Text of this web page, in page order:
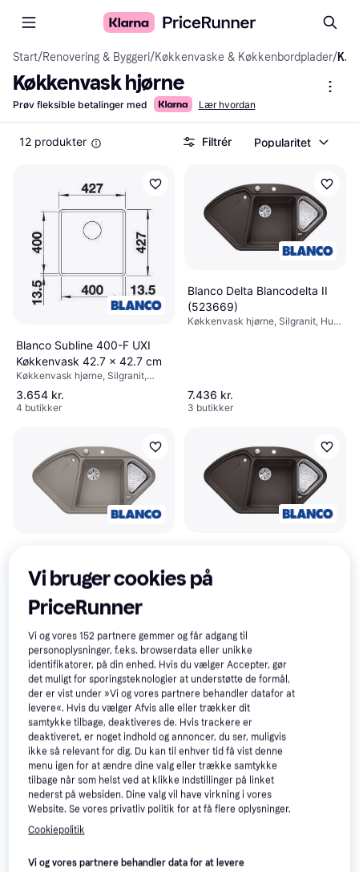
Start/Renovering & Byggeri/Køkkenvaske & Køkkenbordplader/ Køkkenvask hjørne
Køkkenvask hjørne
Prøv fleksible betalinger med Lær hvordan
12 produkter Filtrér Popularitet
Blanco Subline 400-F UXI
Køkkenvask 42.7 x 42.7 cm
Køkkenvask hjørne, Silgranit,
Antal vaske: 1,5
3.654 kr.
4 butikker
Blanco Delta Blancodelta II
(523669)
Køkkenvask hjørne, Silgranit, Hul
7.436 kr.
3 butikker
Køkkenvask hjørne, Silgranit,
Vendbar, Hul til armatur: Ja, Antal
Skabsbredde (min): 800 mm
7.436 kr.
3 butikker
Køkkenvask hjørne, Silgranit,
Vendbar, Hul til armatur: Ja, Antal
8.279 kr.
Blanco Delta II (523657)
Køkkenvask hjørne, Silgranit, Hul
til armatur: Ja, Antal vaske: 1,5,
Montering: Underlimning,
Nedfældet, Skabsbredde (min):
800 mm
7.436 kr.
3 butikker
Trender
Blanco Delta II-F (523670)
Køkkenvask hjørne, Silgranit, Hul
til armatur: Ja, Antal vaske: 1,5,
Montering: Planlimning,
Underlimning, Skabsbredde (min):
800 mm
8.279 kr.
3 butikker
Annonce
Vi bruger cookies på
PriceRunner
Vi og vores152 partnere gemmer og får adgang til
personoplysninger, f.eks. browserdata eller unikke
identifikatorer, på din enhed. Hvis du vælger Accepter, gør
det muligt for sporingsteknologier at understøtte de formål,
der er vist under »Vi og vores partnere behandler datafor at
levere«. Hvis du vælger Afvis alle eller trækker dit
samtykke tilbage, deaktiveres de. Hvis trackere er
deaktiveret, er noget indhold og annoncer, du ser, muligvis
ikke så relevant for dig. Du kan til enhver tid få vist denne
menu igen for at ændre dine valg eller trække samtykke
tilbage når som helst ved at klikke Indstillinger på linket
nederst på websiden. Dine valg vil have virkning i vores
Website. Se vores privatliv politik for at få flere oplysninger.
Cookiepolitik
Vi og vores partnere behandler data for at levere